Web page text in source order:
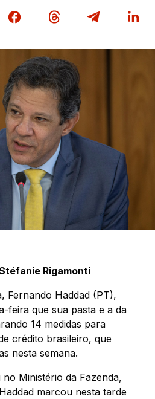
Rigamonti
Fernando Haddad (PT),
feira que sua pasta e a da
14 medidas para
crédito brasileiro, que
nesta semana.
Ministério da Fazenda,
marcou nesta tarde